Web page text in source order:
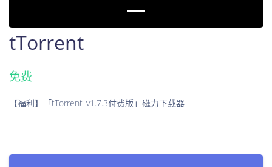
tTorrent
免费
【福利】「tTorrent_v1.7.3付费版」磁力下载器